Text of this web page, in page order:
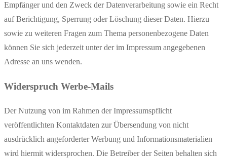
Empfänger und den Zweck der Datenverarbeitung sowie ein Recht
auf Berichtigung, Sperrung oder Löschung dieser Daten. Hierzu
sowie zu weiteren Fragen zum Thema personenbezogene Daten
können Sie sich jederzeit unter der im Impressum angegebenen
Adresse an uns wenden.
Widerspruch Werbe-Mails
Der Nutzung von im Rahmen der Impressumspflicht
veröffentlichten Kontaktdaten zur Übersendung von nicht
ausdrücklich angeforderter Werbung und Informationsmaterialien
wird hiermit widersprochen. Die Betreiber der Seiten behalten sich